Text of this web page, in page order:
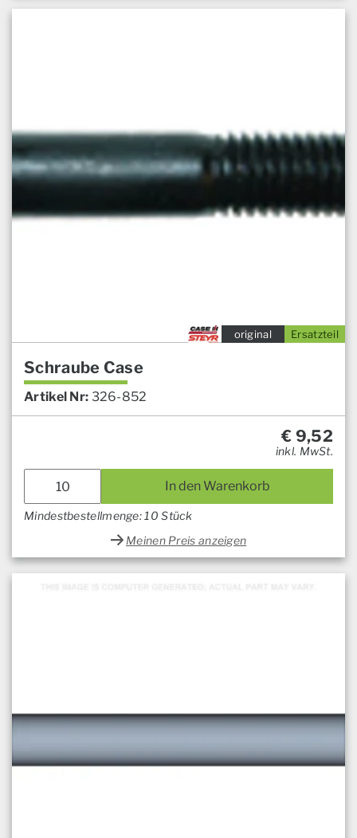
Ersatzteil
original
Schraube Case
Artikel Nr: 326-852
€ 9,52
inkl. MwSt.
In den Warenkorb
Mindestbestellmenge: 10 Stück
Meinen Preis anzeigen